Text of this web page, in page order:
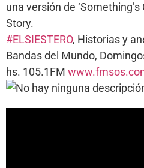
una versión de
Story.
#ELSIESTERO, Historias y
Bandas del Mundo,
hs. 105.1FM